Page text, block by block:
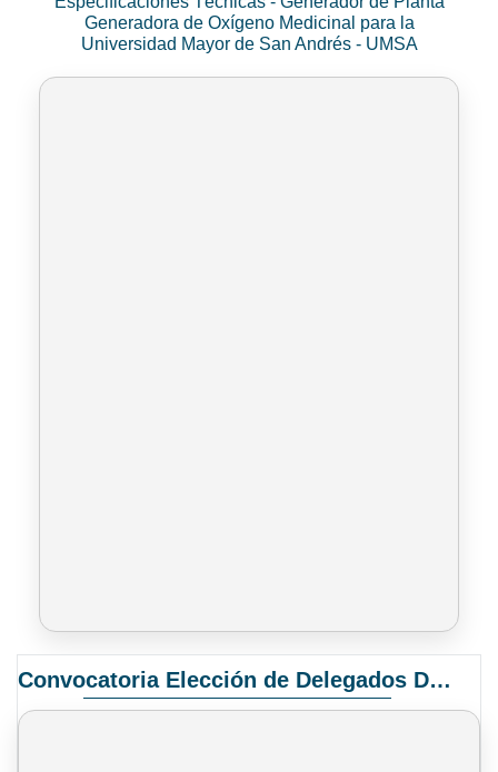
Generadora de Oxígeno Medicinal para la
Universidad Mayor de San Andrés - UMSA
Convocatoria Elección de Delegados Docentes para el XIV Congreso Nacional de Universidades